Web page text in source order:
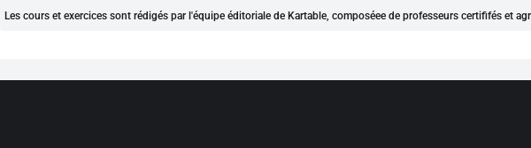
Les cours et exercices sont rédigés par l'équipe éditoriale de Kartable, composéee de professeurs certififés et